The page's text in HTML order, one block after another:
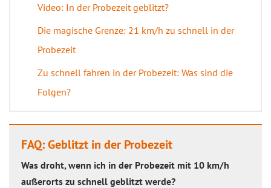
Video: In der Probezeit geblitzt?
Die magische Grenze: 21 km/h zu schnell in der
Probezeit
Zu schnell fahren in der Probezeit: Was sind die
Folgen?
FAQ: Geblitzt in der Probezeit
Was droht, wenn ich in der Probezeit mit 10 km/h
außerorts zu schnell geblitzt werde?